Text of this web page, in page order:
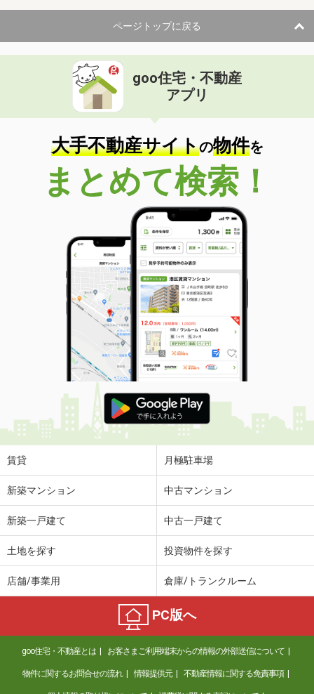
ページトップに戻る
goo住宅・不動産
アプリ
大手不動産サイトの物件を
まとめて検索！
賃貸 月極駐車場
新築マンション 中古マンション
新築一戸建て 中古一戸建て
土地を探す 投資物件を探す
店舗/事業用 倉庫/トランクルーム
PC版へ
goo住宅・不動産とは お客さまご利用端末からの情報の外部送信について
物件に関するお問合せの流れ 情報提供元 不動産情報に関する免責事項